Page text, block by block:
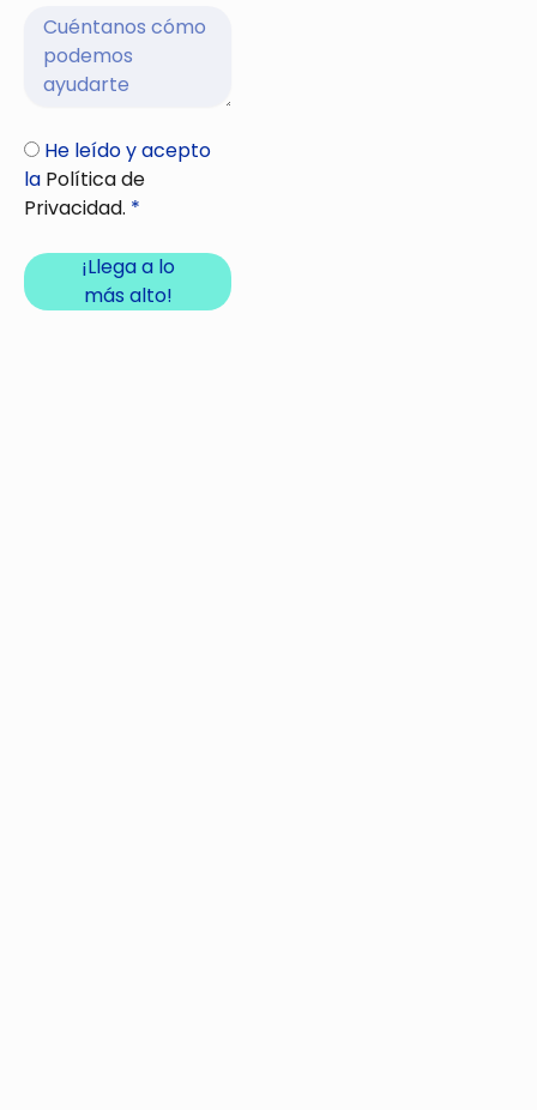
He leído y acepto
la Política de
Privacidad. *
¡Llega a lo
más alto!